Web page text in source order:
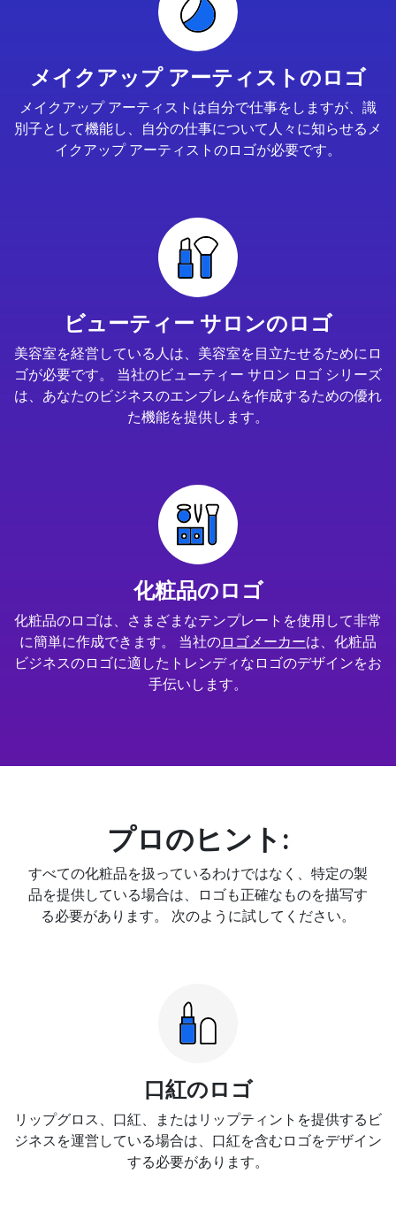
メイクアップ アーティストのロゴ
メイクアップ アーティストは自分で仕事をしますが、識
別子として機能し、自分の仕事について人々に知らせるメ
イクアップ アーティストのロゴが必要です。
ビューティー サロンのロゴ
美容室を経営している人は、美容室を目立たせるためにロ
ゴが必要です。 当社のビューティー サロン ロゴ シリーズ
は、あなたのビジネスのエンブレムを作成するための優れ
た機能を提供します。
化粧品のロゴ
化粧品のロゴは、さまざまなテンプレートを使用して非常
に簡単に作成できます。 当社のロゴメーカーは、化粧品
ビジネスのロゴに適したトレンディなロゴのデザインをお
手伝いします。
プロのヒント:
すべての化粧品を扱っているわけではなく、特定の製
品を提供している場合は、ロゴも正確なものを描写す
る必要があります。 次のように試してください。
口紅のロゴ
リップグロス、口紅、またはリップティントを提供するビ
ジネスを運営している場合は、口紅を含むロゴをデザイン
する必要があります。